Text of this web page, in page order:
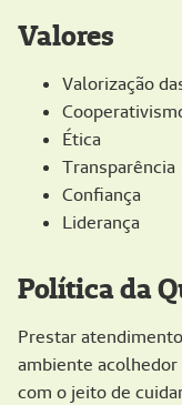
Valores
Valorização
Ética
Transparência
Confiança
Liderança
Política da
Prestar
ambiente
com o jeito de